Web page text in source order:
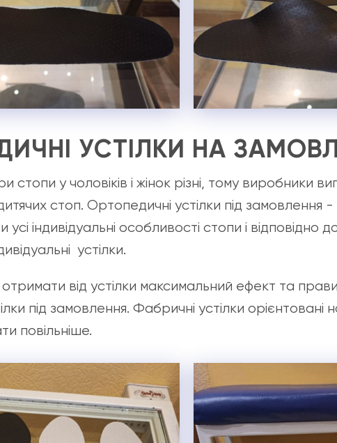
УСТІЛКИ НА
стопи у чоловіків і жінок різні, тому виробники
стоп. Ортопедичні устілки під
індивідуальні особливості стопи і відповідно
устілки.
від устілки максимальний ефект та
під замовлення. Фабричні устілки
повільніше.